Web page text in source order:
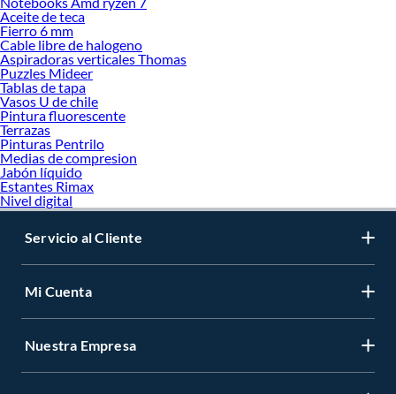
Aceite de teca
Fierro 6 mm
Cable libre de halogeno
Aspiradoras verticales Thomas
Puzzles Mideer
Tablas de tapa
Vasos U de chile
Pintura fluorescente
Terrazas
Pinturas Pentrilo
Medias de compresion
Jabón líquido
Estantes Rimax
Nivel digital
Servicio al Cliente
Mi Cuenta
Nuestra Empresa